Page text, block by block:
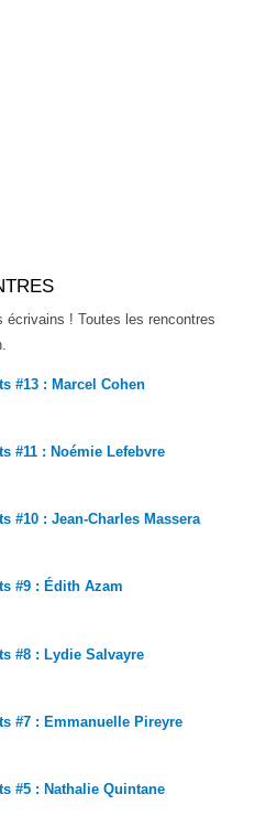
écrivains ! Toutes les rencontres
#13 : Marcel Cohen
#11 : Noémie Lefebvre
#10 : Jean-Charles Massera
#9 : Édith Azam
#8 : Lydie Salvayre
#7 : Emmanuelle Pireyre
#5 : Nathalie Quintane